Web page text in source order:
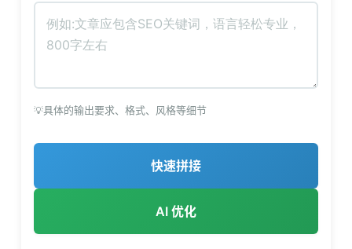
具体的输出要求、格式、风格等细节
快速拼接
AI 优化